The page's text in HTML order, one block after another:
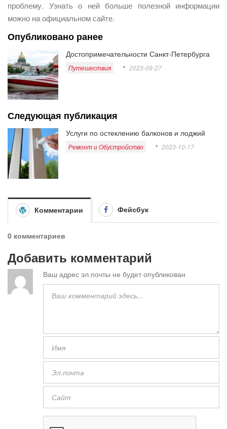
проблему. Узнать о ней больше полезной информации
можно на официальном сайте.
Опубликовано ранее
Достопримечательности Санкт-Петербурга
Путешествия 2023-09-27
Следующая публикация
Услуги по остеклению балконов и лоджий
Ремонт и Обустройство 2023-10-17
Комментарии Фейсбук
0 комментариев
Добавить комментарий
Ваш адрес эл.почты не будет опубликован